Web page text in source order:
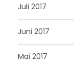
Juli 2017
Juni 2017
Mai 2017